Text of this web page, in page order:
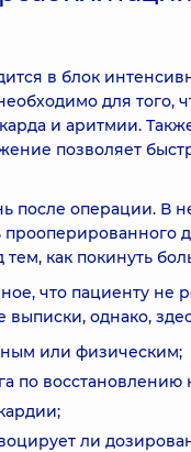
в блок
для того,
и аритмии.
позволяет
после операции. В
как покинуть
что пациенту не
однако,
или физическим;
по восстановлению
ли